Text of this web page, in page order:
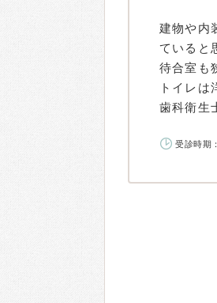
建物や内
ていると
待合室も
トイレは
歯科衛生
受診時期